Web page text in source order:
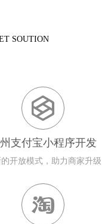
SOUTION

支付宝小程序开发
开放模式，助力商家升级
